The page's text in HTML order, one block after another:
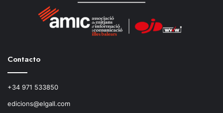
Contacto
+34 971 533850
edicions@elgall.com